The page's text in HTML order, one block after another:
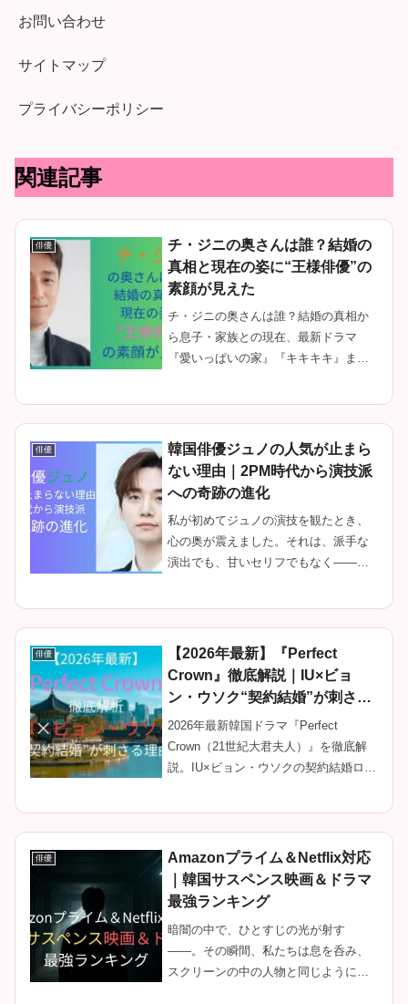
お問い合わせ
サイトマップ
プライバシーポリシー
関連記事
俳優
チ・ジニの奥さんは誰？結婚の
真相と現在の姿に“王様俳優”の
素顔が見えた
チ・ジニの奥さんは誰？結婚の真相か
ら息子・家族との現在、最新ドラマ
『愛いっぱいの家』『キキキキ』ま
丁寧に紐解きます。
俳優
韓国俳優ジュノの人気が止まら
ない理由｜2PM時代から演技派
への奇跡の進化
私が初めてジュノの演技を観たとき、
心の奥が震えました。それは、派手な
演出でも、甘いセリフでもなく——た
の……？」そう呟いたのを、今でも鮮
明に覚えています。K-POPアイドル...
俳優
【2026年最新】『Perfect
Crown』徹底解説｜IU×ビョ
ン・ウソク“契約結婚”が刺さる
理由
2026年最新韓国ドラマ『Perfect
Crown（21世紀大君夫人）』を徹底解
説。IU×ビョン・ウソクの契約結婚ロマ
俳優
Amazonプライム＆Netflix対応
｜韓国サスペンス映画＆ドラマ
最強ランキング
暗闇の中で、ひとすじの光が射す
——。その瞬間、私たちは息を呑み、
スクリーンの中の人物と同じように心